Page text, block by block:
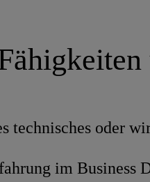
technisches oder
im Business